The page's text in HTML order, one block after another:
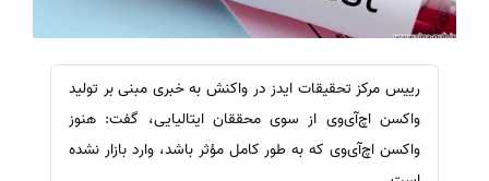
رییس مرکز تحقیقات ایدز در واکنش به خبری مبنی بر تولید
واکسن اچ‌آی‌وی از سوی محققان ایتالیایی، گفت: هنوز
واکسن اچ‌آی‌وی که به طور کامل مؤثر باشد، وارد بازار نشده